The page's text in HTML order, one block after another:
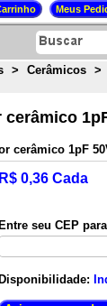
> Cerâmicos >
cerâmico
cerâmico 1pF
R$ 0,36 Cada
Entre seu CEP
Disponibilidade: